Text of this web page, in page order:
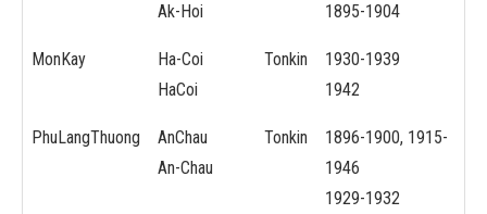
Ak-Hoi
1895-1904
MonKay
Ha-Coi
HaCoi
Tonkin
1930-1939
1942
PhuLangThuong
AnChau
An-Chau
Tonkin
1896-1900, 1915-
1946
1929-1932